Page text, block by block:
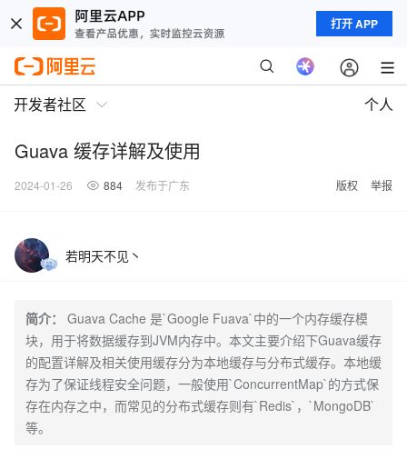
打开 APP
开发者社区 个人
Guava 缓存详解及使用
2024-01-26 884 发布于广东 版权 举报
若明天不见丶
简介：
Guava Cache 是`Google Fuava`中的一个内存缓存模
块，用于将数据缓存到JVM内存中。本文主要介绍下Guava缓存
的配置详解及相关使用缓存分为本地缓存与分布式缓存。本地缓
存为了保证线程安全问题，一般使用`ConcurrentMap`的方式保
存在内存之中，而常见的分布式缓存则有`Redis`，`MongoDB`
等。